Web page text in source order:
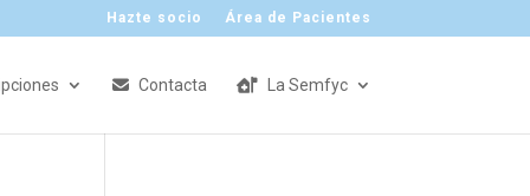
Hazte socio Área de Pacientes
Contacta La Semfyc